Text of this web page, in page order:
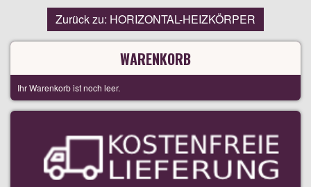
Zurück zu: HORIZONTAL-HEIZKÖRPER
WARENKORB
Ihr Warenkorb ist noch leer.